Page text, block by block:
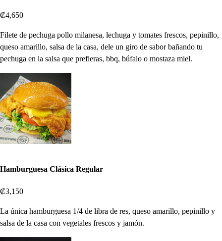
₡4,650
Filete de pechuga pollo milanesa, lechuga y tomates frescos, pepinillo,
queso amarillo, salsa de la casa, dele un giro de sabor bañando tu
pechuga en la salsa que prefieras, bbq, búfalo o mostaza miel.
Hamburguesa Clásica Regular
₡3,150
La única hamburguesa 1/4 de libra de res, queso amarillo, pepinillo y
salsa de la casa con vegetales frescos y jamón.